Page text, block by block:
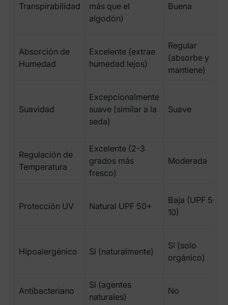
Transpirabilidad
más que el
algodón)
Buena
Absorción de
Humedad
Excelente (extrae
humedad lejos)
Regular
(absorbe y
mantiene)
Suavidad
Excepcionalmente
suave (similar a la
seda)
Suave
Regulación de
Temperatura
Excelente (2-3
grados más
fresco)
Moderada
Protección UV Natural UPF 50+
Baja (UPF 5-
10)
Hipoalergénico Sí (naturalmente)
Sí (solo
orgánico)
Antibacteriano
Sí (agentes
naturales)
No